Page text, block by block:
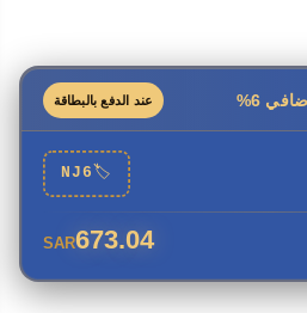
ستيل
6% عند الدفع بالبطاقة
🏷
NJ6
673.04
SAR